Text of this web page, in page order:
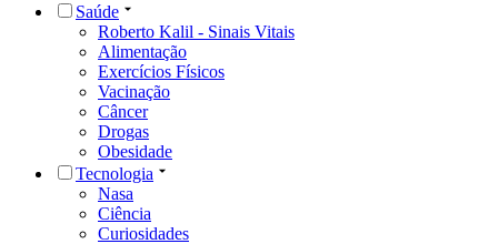
Saúde
Roberto Kalil - Sinais Vitais
Alimentação
Exercícios Físicos
Vacinação
Câncer
Drogas
Obesidade
Tecnologia
Nasa
Ciência
Curiosidades